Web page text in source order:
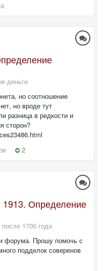
деньги
но соотношение
но вроде тут
разница в редкости и
сторон?
2
1913. Определение
1700 года
форума. Прошу помочь с
подделок соверенов